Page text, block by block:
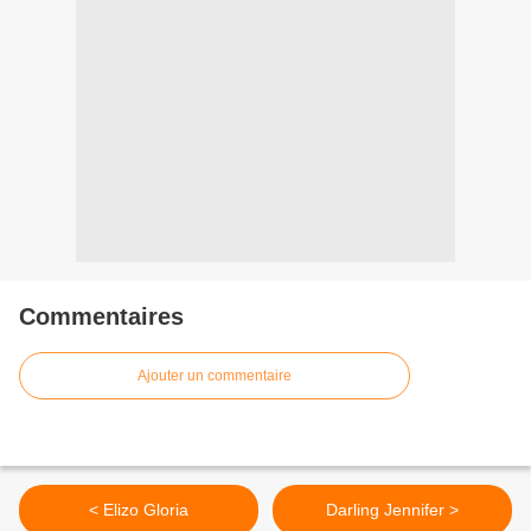
Commentaires
Ajouter un commentaire
< Elizo Gloria Darling Jennifer >